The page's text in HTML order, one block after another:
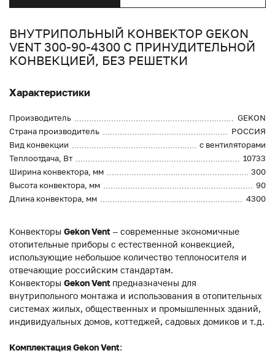
ВНУТРИПОЛЬНЫЙ КОНВЕКТОР GEKON
VENT 300-90-4300 С ПРИНУДИТЕЛЬНОЙ
КОНВЕКЦИЕЙ, БЕЗ РЕШЕТКИ
Характеристики
Производитель
GEKON
Страна производитель
РОССИЯ
Вид конвекции
с вентиляторами
Теплоотдача, Вт
10733
Ширина конвектора, мм
300
Высота конвектора, мм
90
Длина конвектора, мм
4300
Конвекторы Gekon Vent – современные экономичные
отопительные приборы с естественной конвекцией,
использующие небольшое количество теплоносителя и
отвечающие российским стандартам.
Конвекторы Gekon Vent предназначены для
внутрипольного монтажа и использования в отопительных
системах жилых, общественных и промышленных зданий,
индивидуальных домов, коттеджей, садовых домиков и т.д.
Комплектация Gekon Vent: